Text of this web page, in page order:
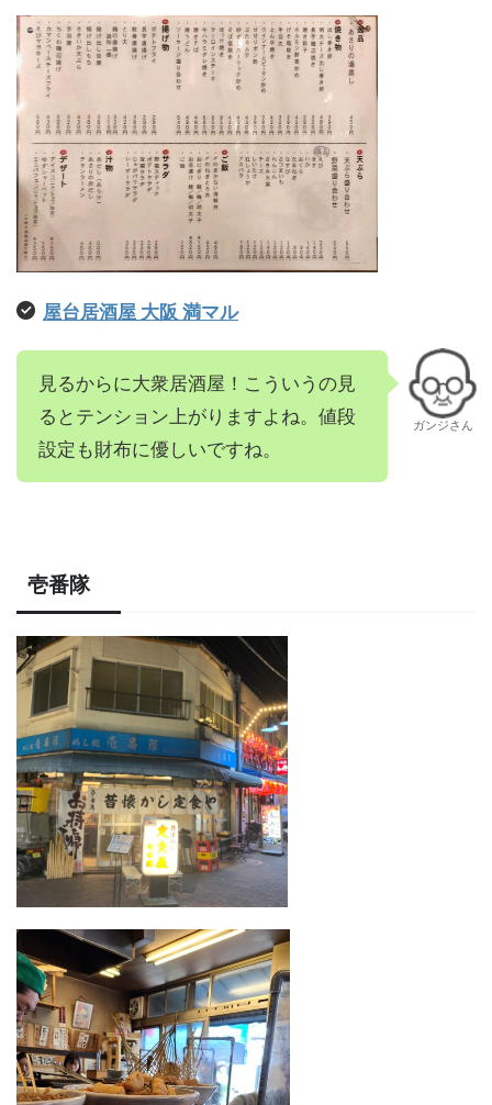
屋台居酒屋 大阪 満マル
見るからに大衆居酒屋！こういうの見
るとテンション上がりますよね。値段
設定も財布に優しいですね。
ガンジさん
壱番隊